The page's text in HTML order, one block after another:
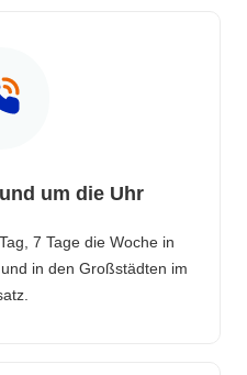
um die Uhr
7 Tage die Woche in
in den Großstädten im